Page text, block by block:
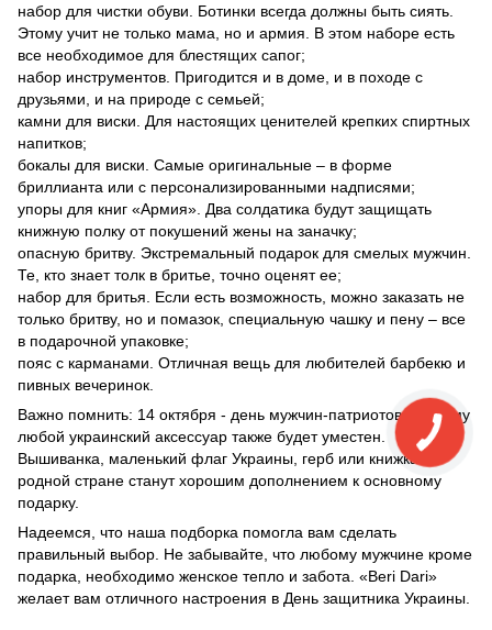
набор для чистки обуви. Ботинки всегда должны быть сиять.
Этому учит не только мама, но и армия. В этом наборе есть
все необходимое для блестящих сапог;
набор инструментов. Пригодится и в доме, и в походе с
друзьями, и на природе с семьей;
камни для виски. Для настоящих ценителей крепких спиртных
напитков;
бокалы для виски. Самые оригинальные – в форме
бриллианта или с персонализированными надписями;
упоры для книг «Армия». Два солдатика будут защищать
книжную полку от покушений жены на заначку;
опасную бритву. Экстремальный подарок для смелых мужчин.
Те, кто знает толк в бритье, точно оценят ее;
набор для бритья. Если есть возможность, можно заказать не
только бритву, но и помазок, специальную чашку и пену – все
в подарочной упаковке;
пояс с карманами. Отличная вещь для любителей барбекю и
пивных вечеринок.
Важно помнить: 14 октября - день мужчин-патриотов, поэтому
любой украинский аксессуар также будет уместен.
Вышиванка, маленький флаг Украины, герб или книжка о
родной стране станут хорошим дополнением к основному
подарку.
Надеемся, что наша подборка помогла вам сделать
правильный выбор. Не забывайте, что любому мужчине кроме
подарка, необходимо женское тепло и забота. «Beri Dari»
желает вам отличного настроения в День защитника Украины.